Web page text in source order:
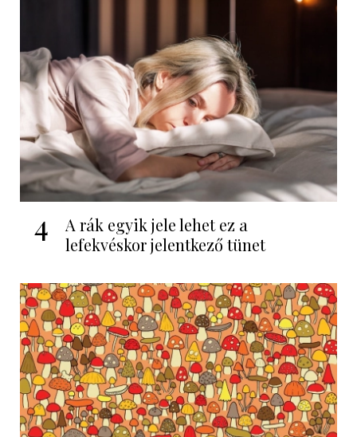
4
A rák egyik jele lehet ez a
lefekvéskor jelentkező tünet